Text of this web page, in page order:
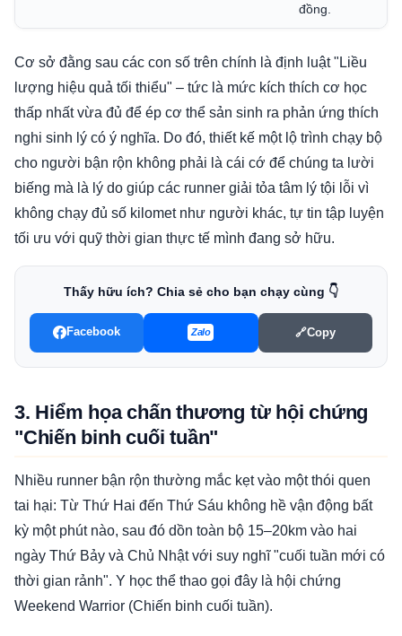
đồng.
Cơ sở đằng sau các con số trên chính là định luật "Liều
lượng hiệu quả tối thiểu" – tức là mức kích thích cơ học
thấp nhất vừa đủ để ép cơ thể sản sinh ra phản ứng thích
nghi sinh lý có ý nghĩa. Do đó, thiết kế một lộ trình chạy bộ
cho người bận rộn không phải là cái cớ để chúng ta lười
biếng mà là lý do giúp các runner giải tỏa tâm lý tội lỗi vì
không chạy đủ số kilomet như người khác, tự tin tập luyện
tối ưu với quỹ thời gian thực tế mình đang sở hữu.
Thấy hữu ích? Chia sẻ cho bạn chạy cùng 👇
Facebook Zalo 🔗Copy
3. Hiểm họa chấn thương từ hội chứng
"Chiến binh cuối tuần"
Nhiều runner bận rộn thường mắc kẹt vào một thói quen
tai hại: Từ Thứ Hai đến Thứ Sáu không hề vận động bất
kỳ một phút nào, sau đó dồn toàn bộ 15–20km vào hai
ngày Thứ Bảy và Chủ Nhật với suy nghĩ "cuối tuần mới có
thời gian rảnh". Y học thể thao gọi đây là hội chứng
Weekend Warrior (Chiến binh cuối tuần).